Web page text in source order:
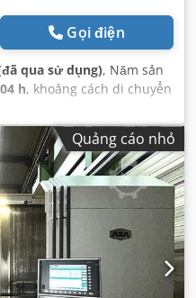
Gọi điện
qua sử dụng), Năm sản
h, khoảng cách di chuyển
chuyển trục Y:
600 mm, trọng lượng tổng
Quảng cáo nhỏ